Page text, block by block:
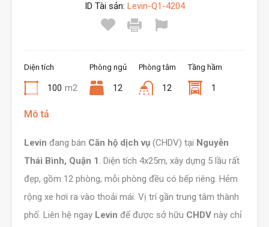
ID Tài sản: Levin-Q1-4204
Diện tích
100 m2
Phòng ngủ
12
Phòng tắm
12
Tầng hầm
1
Mô tả
Levin đang bán Căn hộ dịch vụ (CHDV) tại Nguyễn
Thái Bình, Quận 1 . Diện tích 4x25m, xây dựng 5 lầu rất
đẹp, gồm 12 phòng, mỗi phòng đều có bếp riêng. Hẻm
rộng xe hơi ra vào thoải mái. Vị trí gần trung tâm thành
phố. Liên hệ ngay Levin để được sở hữu CHDV này chỉ